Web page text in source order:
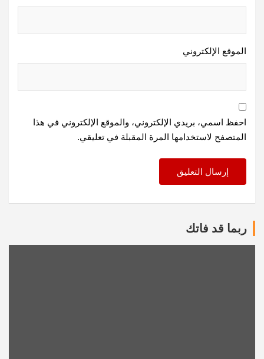
الموقع الإلكتروني
احفظ اسمي، بريدي الإلكتروني، والموقع الإلكتروني في هذا
المتصفح لاستخدامها المرة المقبلة في تعليقي.
ربما قد فاتك